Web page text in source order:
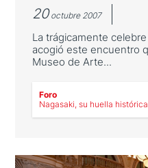
20octubre 2007
La trágicamente
acogió este encuentro
Museo de Arte...
Foro
Nagasaki, su huella